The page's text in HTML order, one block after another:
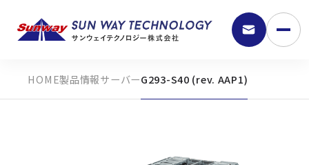
製品情報サーバーG293-S40 (rev. AAP1)